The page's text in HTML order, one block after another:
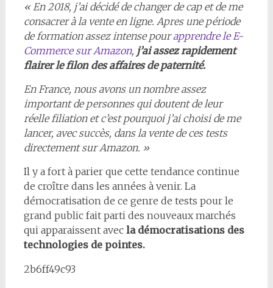
« En 2018, j’ai décidé de changer de cap et de me
consacrer à la vente en ligne. Apres une période
de formation assez intense pourapprendre le E-
Commerce sur Amazon, j’ai assez rapidement
flairer le filon des affaires depaternité.
En France, nous avons un nombre assez
important de personnes qui doutent de leur
réelle filiation et c’est pourquoi j’ai choisi de me
lancer, avec succès, dans la vente de ces tests
directement sur Amazon. »
Il y a fort à parier que cette tendance continue
de croître dans les années à venir. La
démocratisation de ce genre de tests pour le
grand public fait parti des nouveaux marchés
qui apparaissent avec la démocratisations des
technologies de pointes.
2b6ff49c93